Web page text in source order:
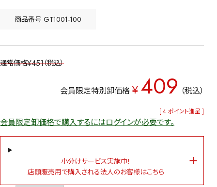
商品番号 GT1001-100
通常価格¥451 税込
会員限定特別卸価格 ¥409 税込
[ 4 ポイント進呈 ]
会員限定卸価格で購入するにはログインが必要です。
小分けサービス実施中！
店頭販売用で購入される法人のお客様はこちら